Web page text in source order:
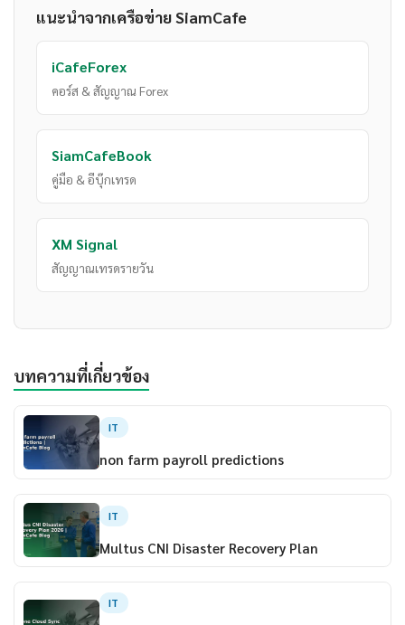
แนะนำจากเครือข่าย SiamCafe
iCafeForex
คอร์ส & สัญญาณ Forex
SiamCafeBook
คู่มือ & อีบุ๊กเทรด
XM Signal
สัญญาณเทรดรายวัน
บทความที่เกี่ยวข้อง
IT
non farm payroll predictions
IT
Multus CNI Disaster Recovery Plan
IT